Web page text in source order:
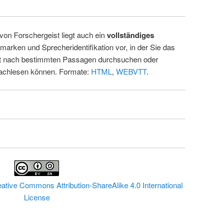
Forschergeist liegt auch einvollständiges
und Sprecheridentifikation vor, in der Sie das
bestimmten Passagen durchsuchen oder
können. Formate: HTML, WEBVTT.
Commons Attribution-ShareAlike 4.0 International
License